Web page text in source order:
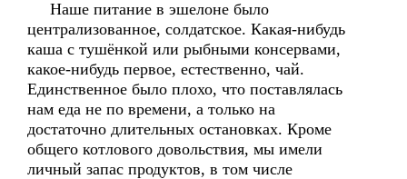
Наше питание в эшелоне было
централизованное, солдатское. Какая-нибудь
каша с тушёнкой или рыбными консервами,
какое-нибудь первое, естественно, чай.
Единственное было плохо, что поставлялась
нам еда не по времени, а только на
достаточно длительных остановках. Кроме
общего котлового довольствия, мы имели
личный запас продуктов, в том числе